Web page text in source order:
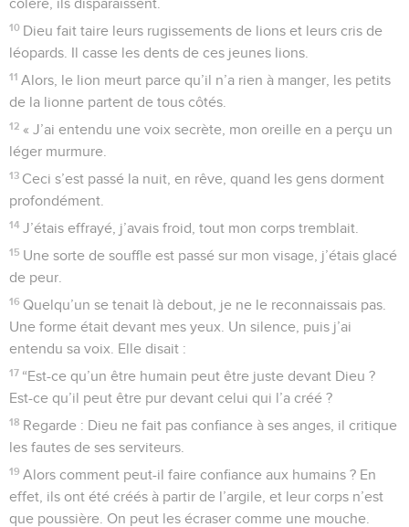
colère, ils disparaissent.
10 Dieu fait taire leurs rugissements de lions et leurs cris de
léopards. Il casse les dents de ces jeunes lions.
11 Alors, le lion meurt parce qu’il n’a rien à manger, les petits
de la lionne partent de tous côtés.
12 « J’ai entendu une voix secrète, mon oreille en a perçu un
léger murmure.
13 Ceci s’est passé la nuit, en rêve, quand les gens dorment
profondément.
14 J’étais effrayé, j’avais froid, tout mon corps tremblait.
15 Une sorte de souffle est passé sur mon visage, j’étais glacé
de peur.
16 Quelqu’un se tenait là debout, je ne le reconnaissais pas.
Une forme était devant mes yeux. Un silence, puis j’ai
entendu sa voix. Elle disait :
17 “Est-ce qu’un être humain peut être juste devant Dieu ?
Est-ce qu’il peut être pur devant celui qui l’a créé ?
18 Regarde : Dieu ne fait pas confiance à ses anges, il critique
les fautes de ses serviteurs.
19 Alors comment peut-il faire confiance aux humains ? En
effet, ils ont été créés à partir de l’argile, et leur corps n’est
que poussière. On peut les écraser comme une mouche.